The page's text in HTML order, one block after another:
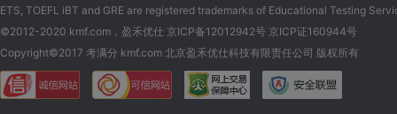
ETS, TOEFL iBT and GRE are registered trademarks of Educational Testing
©2012-2020 kmf.com，盈禾优仕 京ICP备12012942号 京ICP证160944号
Copyright©2017 考满分 kmf.com 北京盈禾优仕科技有限责任公司 版权所有